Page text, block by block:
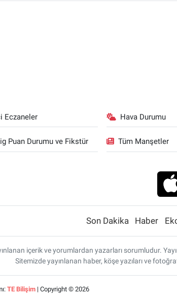
Eczaneler Hava Durumu
Puan Durumu ve Fikstür Tüm Manşetler
Son Dakika Haber
içerik ve yorumlardan yazarları sorumludur.
Sitemizde yayınlanan haber, köşe yazıları ve
TE Bilişim| Copyright © 2026